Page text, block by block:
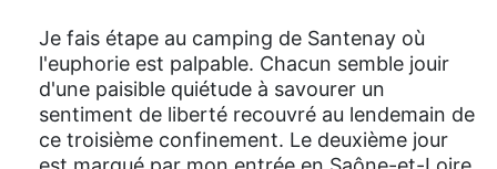
Je fais étape au camping de Santenay où
l'euphorie est palpable. Chacun semble jouir
d'une paisible quiétude à savourer un
sentiment de liberté recouvré au lendemain de
ce troisième confinement. Le deuxième jour